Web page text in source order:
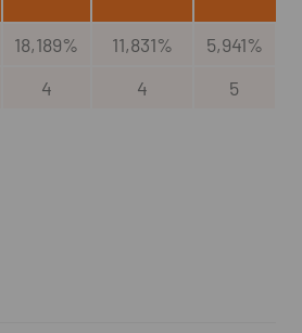
18,189% 11,831%
5,941%
4 4 5